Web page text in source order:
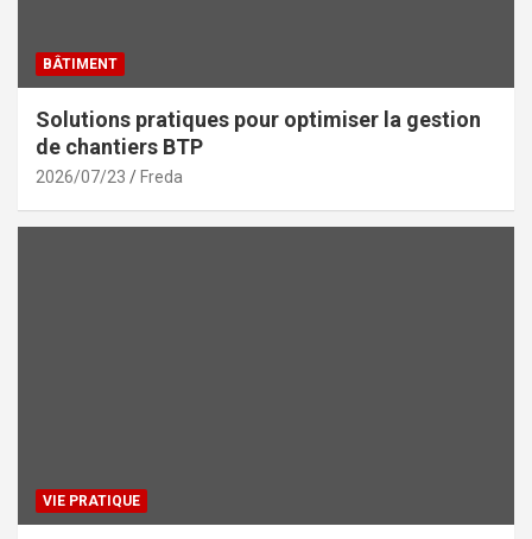
BÂTIMENT
Solutions pratiques pour optimiser la gestion
de chantiers BTP
2026/07/23 Freda
VIE PRATIQUE